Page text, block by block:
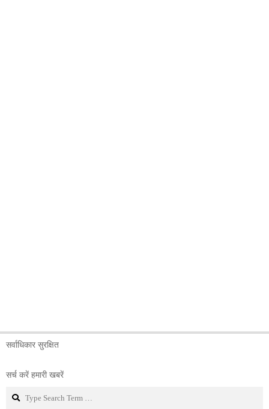
सर्वाधिकार सुरक्षित
सर्च करें हमारी खबरें